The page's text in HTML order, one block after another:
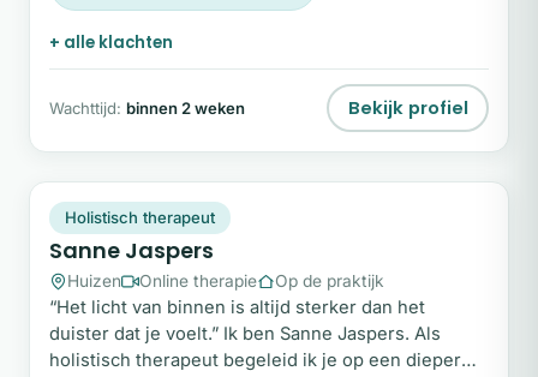
+ alle klachten
Wachttijd: binnen 2 weken Bekijk profiel
Plek beschikbaar
Holistisch therapeut
Sanne Jaspers
Huizen Online therapie Op de praktijk
“Het licht van binnen is altijd sterker dan het
duister dat je voelt.” Ik ben Sanne Jaspers. Als
holistisch therapeut begeleid ik je op een dieper